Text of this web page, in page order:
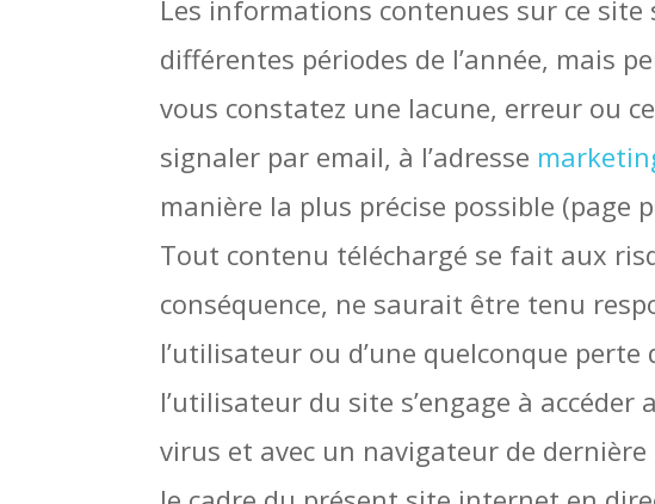
Les informations contenues sur ce
différentes périodes de l’année, mais
vous constatez une lacune, erreur ou
signaler par email, à l’adresse
manière la plus précise possible
Tout contenu téléchargé se fait aux
conséquence, ne saurait être tenu
l’utilisateur ou d’une quelconque
l’utilisateur du site s’engage à
virus et avec un navigateur de